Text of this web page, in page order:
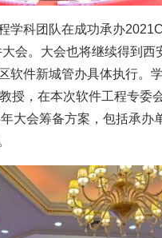
学科团队在成功承办
会。大会也将继续得到西
软件新城管办具体执行。
授，在本次软件工程专委
大会筹备方案，包括承办